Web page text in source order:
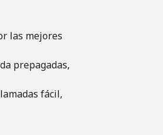
las mejores
prepagadas,
fácil,